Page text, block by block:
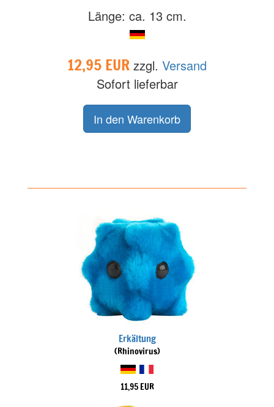
Länge: ca. 13 cm.
12,95 EUR zzgl. Versand
Sofort lieferbar
Erkältung
(Rhinovirus)
11,95 EUR